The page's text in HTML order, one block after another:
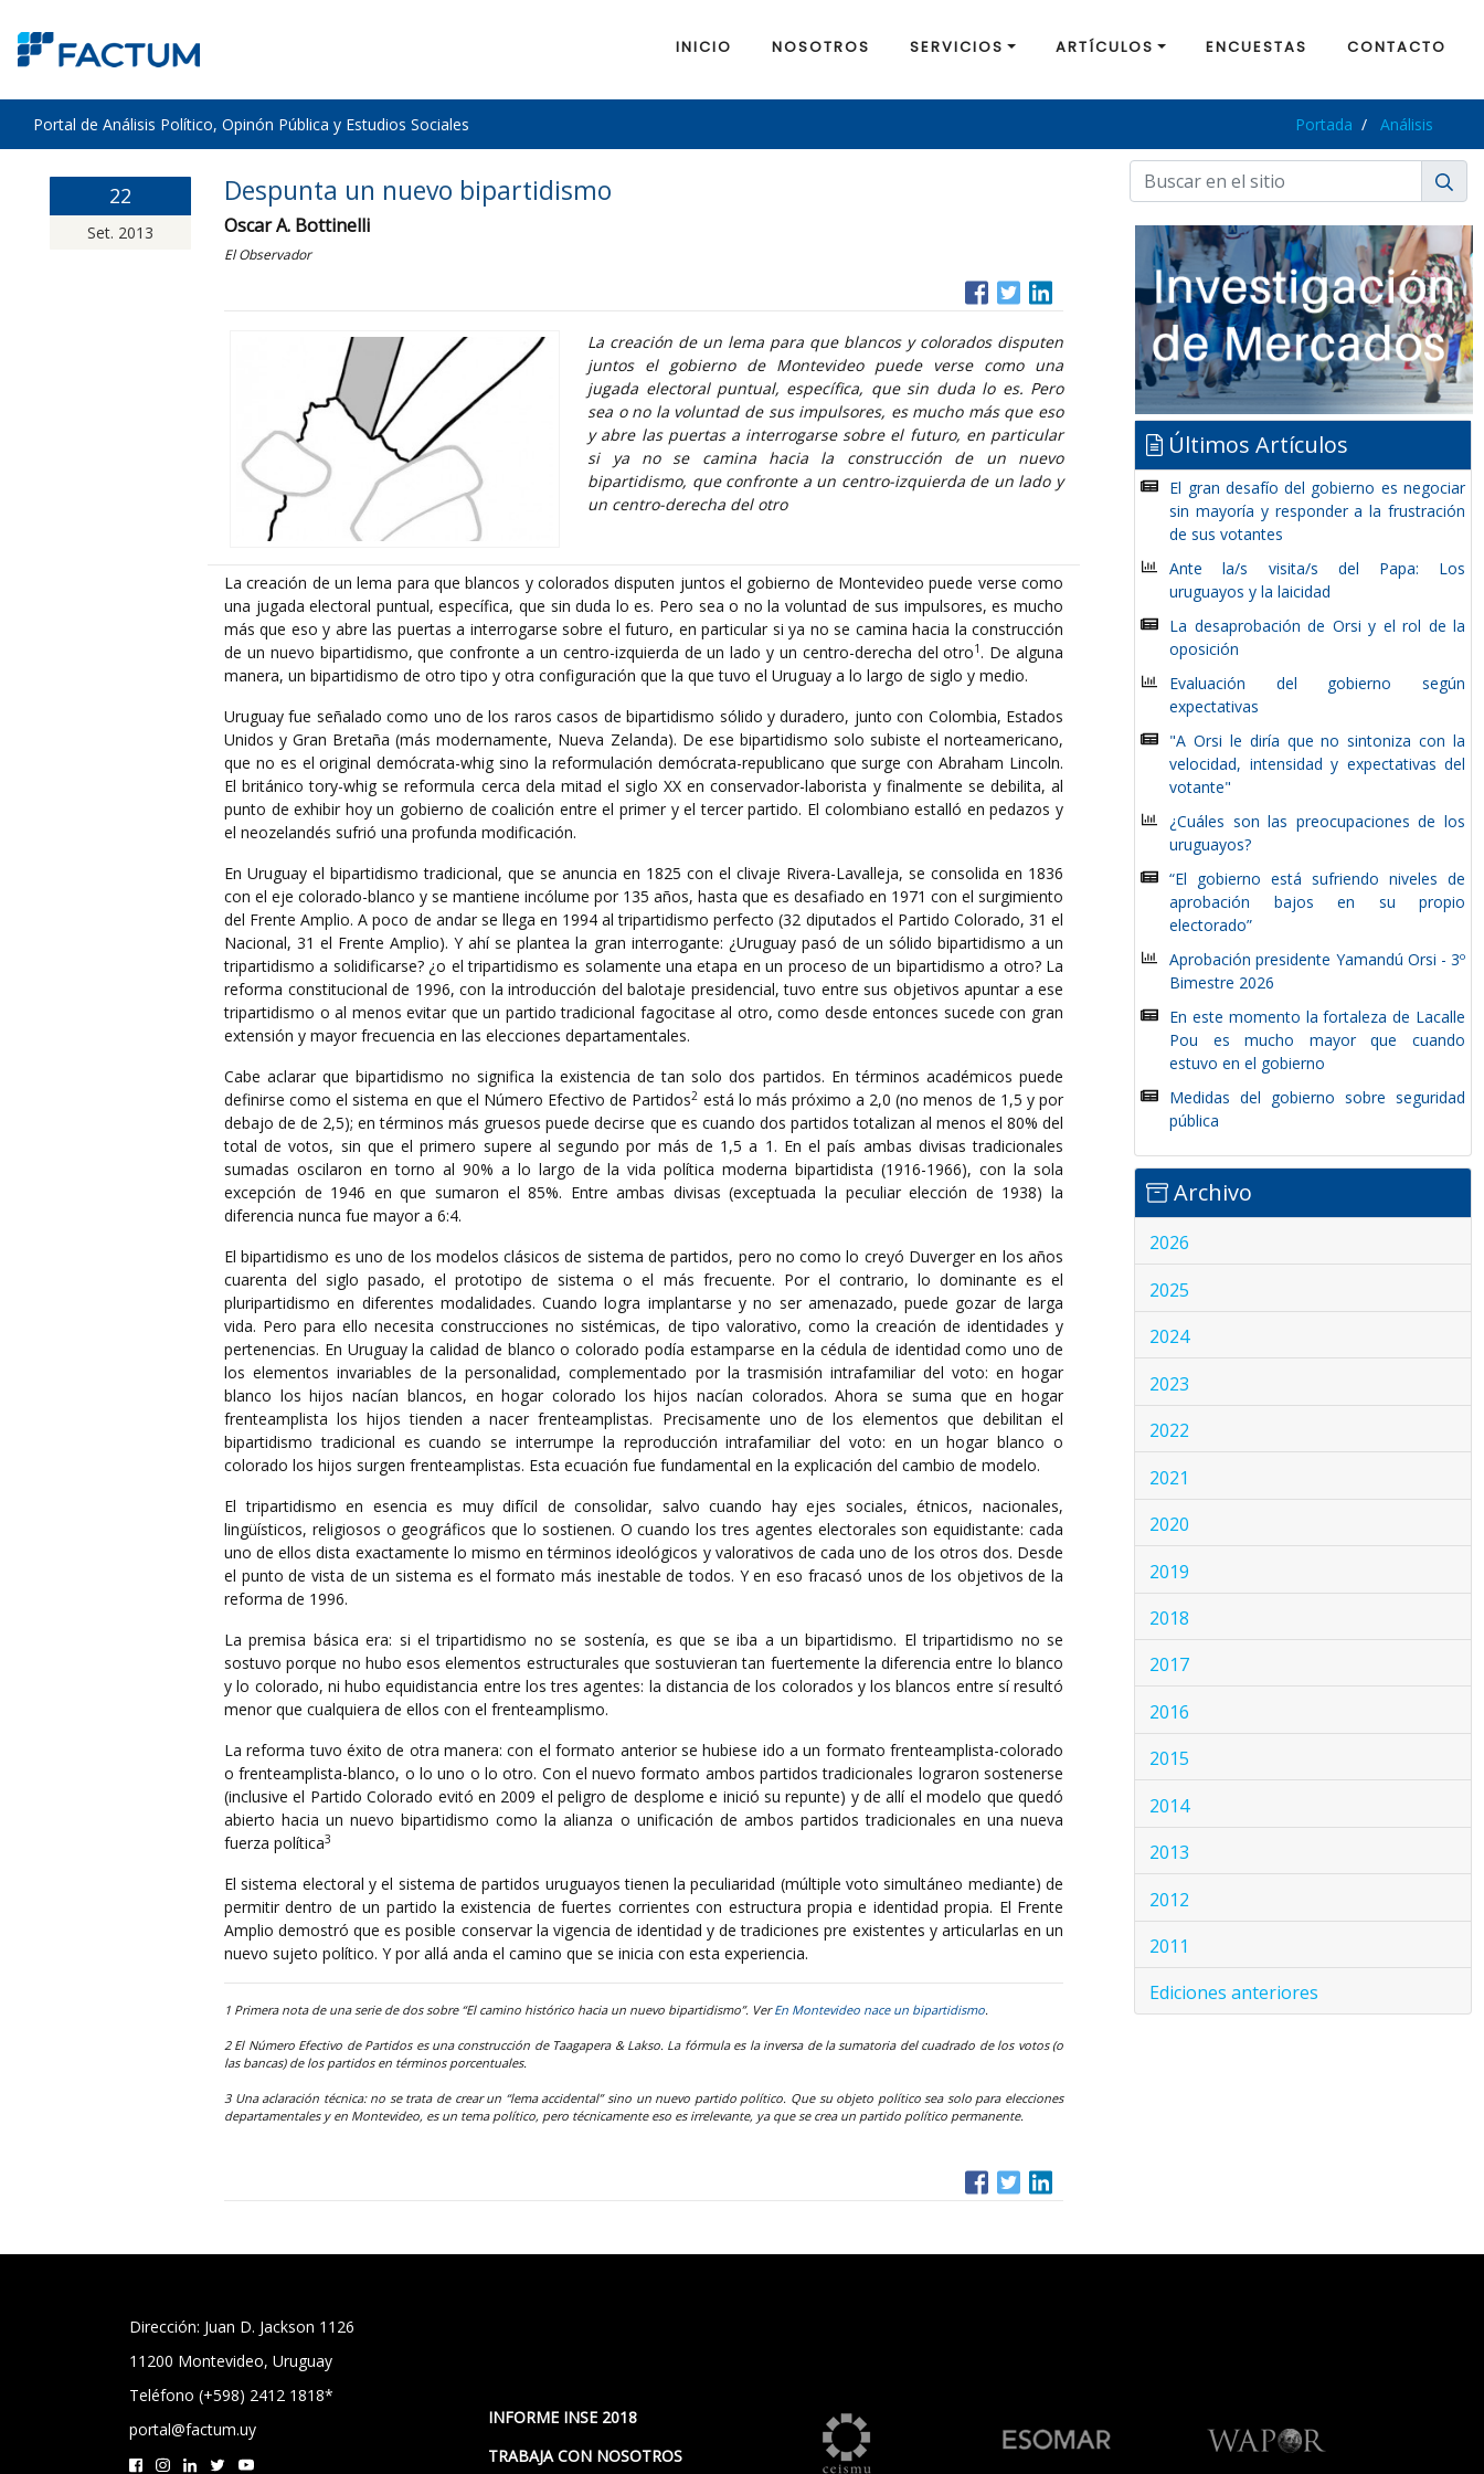
INICIO NOSOTROS SERVICIOS ARTÍCULOS ENCUESTAS CONTACTO
Portal de Análisis Político, Opinón Pública y Estudios Sociales Portada Análisis
22
Set. 2013
Despunta un nuevo bipartidismo
Oscar A. Bottinelli
El Observador
La creación de un lema para que blancos y colorados disputen
juntos el gobierno de Montevideo puede verse como una
jugada electoral puntual, específica, que sin duda lo es. Pero
sea o no la voluntad de sus impulsores, es mucho más que eso
y abre las puertas a interrogarse sobre el futuro, en particular
si ya no se camina hacia la construcción de un nuevo
bipartidismo, que confronte a un centro-izquierda de un lado y
un centro-derecha del otro
La creación de un lema para que blancos y colorados disputen juntos el gobierno de Montevideo puede verse como
una jugada electoral puntual, específica, que sin duda lo es. Pero sea o no la voluntad de sus impulsores, es mucho
más que eso y abre las puertas a interrogarse sobre el futuro, en particular si ya no se camina hacia la construcción
de un nuevo bipartidismo, que confronte a un centro-izquierda de un lado y un centro-derecha del otro1 . De alguna
manera, un bipartidismo de otro tipo y otra configuración que la que tuvo el Uruguay a lo largo de siglo y medio.
Uruguay fue señalado como uno de los raros casos de bipartidismo sólido y duradero, junto con Colombia, Estados
Unidos y Gran Bretaña (más modernamente, Nueva Zelanda). De ese bipartidismo solo subiste el norteamericano,
que no es el original demócrata-whig sino la reformulación demócrata-republicano que surge con Abraham Lincoln.
El británico tory-whig se reformula cerca dela mitad el siglo XX en conservador-laborista y finalmente se debilita, al
punto de exhibir hoy un gobierno de coalición entre el primer y el tercer partido. El colombiano estalló en pedazos y
el neozelandés sufrió una profunda modificación.
En Uruguay el bipartidismo tradicional, que se anuncia en 1825 con el clivaje Rivera-Lavalleja, se consolida en 1836
con el eje colorado-blanco y se mantiene incólume por 135 años, hasta que es desafiado en 1971 con el surgimiento
del Frente Amplio. A poco de andar se llega en 1994 al tripartidismo perfecto (32 diputados el Partido Colorado, 31 el
Nacional, 31 el Frente Amplio). Y ahí se plantea la gran interrogante: ¿Uruguay pasó de un sólido bipartidismo a un
tripartidismo a solidificarse? ¿o el tripartidismo es solamente una etapa en un proceso de un bipartidismo a otro? La
reforma constitucional de 1996, con la introducción del balotaje presidencial, tuvo entre sus objetivos apuntar a ese
tripartidismo o al menos evitar que un partido tradicional fagocitase al otro, como desde entonces sucede con gran
extensión y mayor frecuencia en las elecciones departamentales.
Cabe aclarar que bipartidismo no significa la existencia de tan solo dos partidos. En términos académicos puede
definirse como el sistema en que el Número Efectivo de Partidos2 está lo más próximo a 2,0 (no menos de 1,5 y por
debajo de de 2,5); en términos más gruesos puede decirse que es cuando dos partidos totalizan al menos el 80% del
total de votos, sin que el primero supere al segundo por más de 1,5 a 1. En el país ambas divisas tradicionales
sumadas oscilaron en torno al 90% a lo largo de la vida política moderna bipartidista (1916-1966), con la sola
excepción de 1946 en que sumaron el 85%. Entre ambas divisas (exceptuada la peculiar elección de 1938) la
diferencia nunca fue mayor a 6:4.
El bipartidismo es uno de los modelos clásicos de sistema de partidos, pero no como lo creyó Duverger en los años
cuarenta del siglo pasado, el prototipo de sistema o el más frecuente. Por el contrario, lo dominante es el
pluripartidismo en diferentes modalidades. Cuando logra implantarse y no ser amenazado, puede gozar de larga
vida. Pero para ello necesita construcciones no sistémicas, de tipo valorativo, como la creación de identidades y
pertenencias. En Uruguay la calidad de blanco o colorado podía estamparse en la cédula de identidad como uno de
los elementos invariables de la personalidad, complementado por la trasmisión intrafamiliar del voto: en hogar
blanco los hijos nacían blancos, en hogar colorado los hijos nacían colorados. Ahora se suma que en hogar
frenteamplista los hijos tienden a nacer frenteamplistas. Precisamente uno de los elementos que debilitan el
bipartidismo tradicional es cuando se interrumpe la reproducción intrafamiliar del voto: en un hogar blanco o
colorado los hijos surgen frenteamplistas. Esta ecuación fue fundamental en la explicación del cambio de modelo.
El tripartidismo en esencia es muy difícil de consolidar, salvo cuando hay ejes sociales, étnicos, nacionales,
lingüísticos, religiosos o geográficos que lo sostienen. O cuando los tres agentes electorales son equidistante: cada
uno de ellos dista exactamente lo mismo en términos ideológicos y valorativos de cada uno de los otros dos. Desde
el punto de vista de un sistema es el formato más inestable de todos. Y en eso fracasó unos de los objetivos de la
reforma de 1996.
La premisa básica era: si el tripartidismo no se sostenía, es que se iba a un bipartidismo. El tripartidismo no se
sostuvo porque no hubo esos elementos estructurales que sostuvieran tan fuertemente la diferencia entre lo blanco
y lo colorado, ni hubo equidistancia entre los tres agentes: la distancia de los colorados y los blancos entre sí resultó
menor que cualquiera de ellos con el frenteamplismo.
La reforma tuvo éxito de otra manera: con el formato anterior se hubiese ido a un formato frenteamplista-colorado
o frenteamplista-blanco, o lo uno o lo otro. Con el nuevo formato ambos partidos tradicionales lograron sostenerse
(inclusive el Partido Colorado evitó en 2009 el peligro de desplome e inició su repunte) y de allí el modelo que quedó
abierto hacia un nuevo bipartidismo como la alianza o unificación de ambos partidos tradicionales en una nueva
fuerza política3
El sistema electoral y el sistema de partidos uruguayos tienen la peculiaridad (múltiple voto simultáneo mediante) de
permitir dentro de un partido la existencia de fuertes corrientes con estructura propia e identidad propia. El Frente
Amplio demostró que es posible conservar la vigencia de identidad y de tradiciones pre existentes y articularlas en un
nuevo sujeto político. Y por allá anda el camino que se inicia con esta experiencia.
1 Primera nota de una serie de dos sobre “El camino histórico hacia un nuevo bipartidismo”. VerEn Montevideo nace un bipartidismo.
2 El Número Efectivo de Partidos es una construcción de Taagapera & Lakso. La fórmula es la inversa de la sumatoria del cuadrado de los votos (o
las bancas) de los partidos en términos porcentuales.
3 Una aclaración técnica: no se trata de crear un “lema accidental” sino un nuevo partido político. Que su objeto político sea solo para elecciones
departamentales y en Montevideo, es un tema político, pero técnicamente eso es irrelevante, ya que se crea un partido político permanente.
Últimos Artículos
El gran desafío del gobierno es negociar
sin mayoría y responder a la frustración
de sus votantes
Ante la/s visita/s del Papa: Los
uruguayos y la laicidad
La desaprobación de Orsi y el rol de la
oposición
Evaluación del gobierno según
expectativas
"A Orsi le diría que no sintoniza con la
velocidad, intensidad y expectativas del
votante"
¿Cuáles son las preocupaciones de los
uruguayos?
“El gobierno está sufriendo niveles de
aprobación bajos en su propio
electorado”
Aprobación presidente Yamandú Orsi - 3º
Bimestre 2026
En este momento la fortaleza de Lacalle
Pou es mucho mayor que cuando
estuvo en el gobierno
Medidas del gobierno sobre seguridad
pública
Archivo
2026
2025
2024
2023
2022
2021
2020
2019
2018
2017
2016
2015
2014
2013
2012
2011
Ediciones anteriores
Dirección: Juan D. Jackson 1126
11200 Montevideo, Uruguay
Teléfono (+598) 2412 1818*
portal@factum.uy
INFORME INSE 2018
TRABAJA CON NOSOTROS